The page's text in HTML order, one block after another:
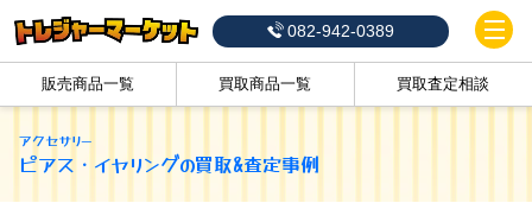
082-942-0389
販売商品一覧 買取商品一覧 買取査定相談
アクセサリー
ピアス・イヤリングの買取&査定事例